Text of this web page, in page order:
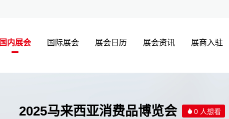
国内展会 国际展会 展会日历 展会资讯 展商入驻
2025马来西亚消费品博览会 0 人想看